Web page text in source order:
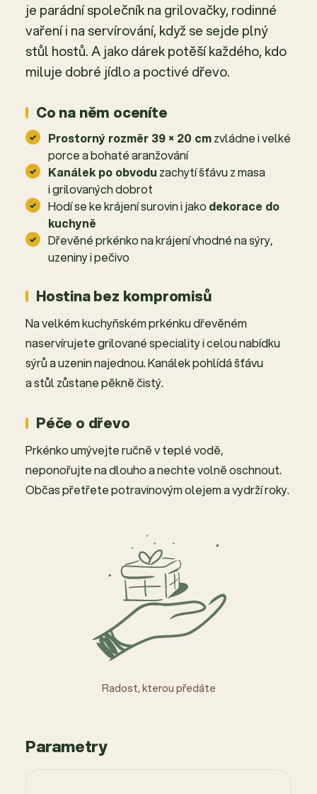
je parádní společník na grilovačky, rodinné
vaření i na servírování, když se sejde plný
stůl hostů. A jako dárek potěší každého, kdo
miluje dobré jídlo a poctivé dřevo.
Co na něm oceníte
Prostorný rozměr 39 × 20 cmzvládne i velké
porce a bohaté aranžování
Kanálek po obvodu zachytí šťávu z masa
i grilovaných dobrot
Hodí se ke krájení surovin i jako dekorace do
kuchyně
Dřevěné prkénko na krájení vhodné na sýry,
uzeniny i pečivo
Hostina bez kompromisů
Na velkém kuchyňském prkénku dřevěném
naservírujete grilované speciality i celou nabídku
sýrů a uzenin najednou. Kanálek pohlídá šťávu
a stůl zůstane pěkně čistý.
Péče o dřevo
Prkénko umývejte ručně v teplé vodě,
neponořujte na dlouho a nechte volně oschnout.
Občas přetřete potravinovým olejem a vydrží roky.
Radost, kterou předáte
Parametry